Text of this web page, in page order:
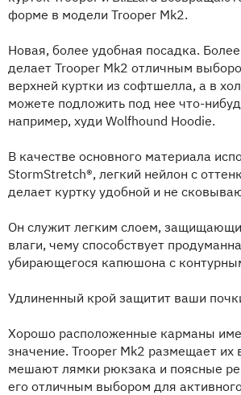
форме в модели Trooper Mk2.
Новая, более удобная посадка.
делает Trooper Mk2 отличным
верхней куртки из софтшелла, а в
можете подложить под нее что-
например, худи Wolfhound Hoodie.
В качестве основного материала
StormStretch®, легкий нейлон с
делает куртку удобной и не
Он служит легким слоем,
влаги, чему способствует
убирающегося капюшона с
Удлиненный крой защитит ваши
Хорошо расположенные карманы
значение. Trooper Mk2 размещает их
мешают лямки рюкзака и поясные
его отличным выбором для